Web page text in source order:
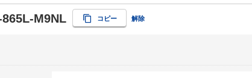
M9NL コピー 解除